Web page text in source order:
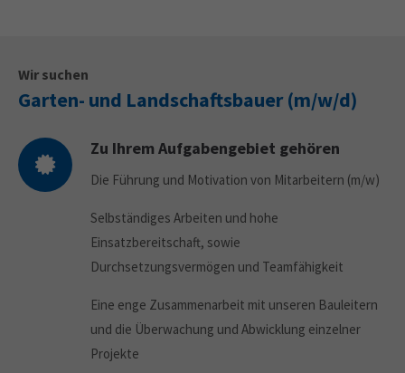
Wir suchen
Garten- und Landschaftsbauer (m/w/d)
Zu Ihrem Aufgabengebiet gehören
Die Führung und Motivation von Mitarbeitern (m/w)
Selbständiges Arbeiten und hohe
Einsatzbereitschaft, sowie
Durchsetzungsvermögen und Teamfähigkeit
Eine enge Zusammenarbeit mit unseren Bauleitern
und die Überwachung und Abwicklung einzelner
Projekte